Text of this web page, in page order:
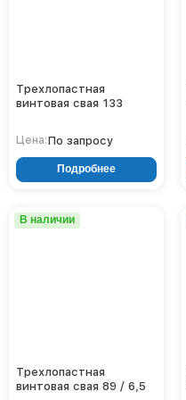
Трехлопастная
винтовая свая 133
Цена:По запросу
Подробнее
В наличии
Трехлопастная
винтовая свая 89 / 6,5